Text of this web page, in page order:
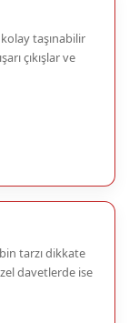
taşınabilir
çıkışlar ve
tarzı dikkate
davetlerde ise